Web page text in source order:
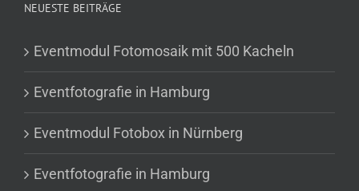
NEUESTE BEITRÄGE
Eventmodul Fotomosaik mit 500 Kacheln
Eventfotografie in Hamburg
Eventmodul Fotobox in Nürnberg
Eventfotografie in Hamburg